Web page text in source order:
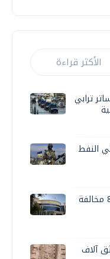
الأكثر قراءة
ترابي
النفط
وزارة الداخلية تضبط 120 ألفا و 833 مخالفة
آلاف